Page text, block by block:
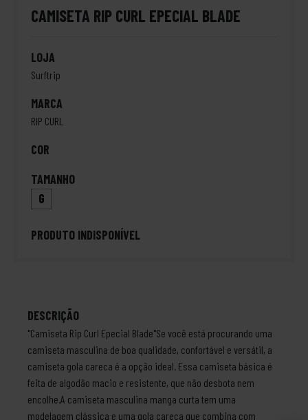
CAMISETA RIP CURL EPECIAL BLADE
LOJA
Surftrip
MARCA
RIP CURL
COR
TAMANHO
G
PRODUTO INDISPONÍVEL
DESCRIÇÃO
"Camiseta Rip Curl Epecial Blade"Se você está procurando uma
camiseta masculina de boa qualidade, confortável e versátil, a
camiseta gola careca é a opção ideal. Essa camiseta básica é
feita de algodão macio e resistente, que não desbota nem
encolhe.A camiseta masculina manga curta tem uma
modelagem clássica e uma gola careca que combina com